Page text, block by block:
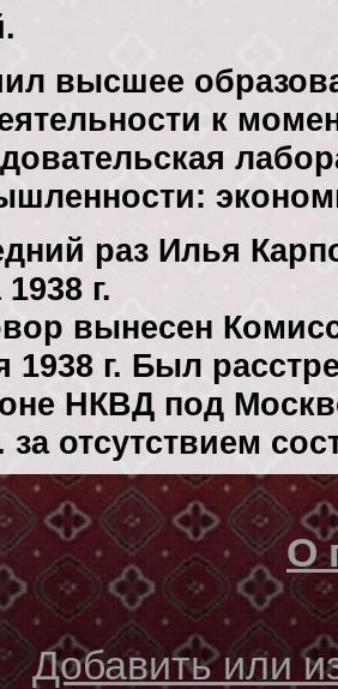
высшее
к
раз Илья
г.
вынесен
1938 г. Был
НКВД под
за отсутствием
О
Добавить или